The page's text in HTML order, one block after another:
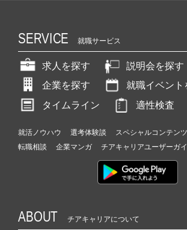
SERVICE 就職サービス
求人を探す
説明会を探す
企業を探す
就職イベント
タイムライン
適性検査
就活ノウハウ 選考体験談 スペシャルコンテンツ
転職相談
企業マンガ チアキャリアユーザーガ
ABOUT チアキャリアについて